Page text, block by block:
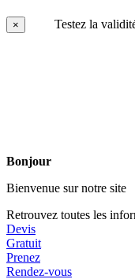
× Testez la
Bonjour
Bienvenue sur notre site
Retrouvez toutes les
Devis
Gratuit
Prenez
Rendez-vous